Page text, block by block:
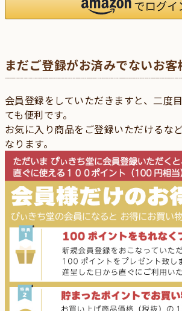
まだご登録がお済みでないお客
会員登録をしていただきますと、二度
ても便利です。
お気に入り商品をご登録いただけるな
なります。